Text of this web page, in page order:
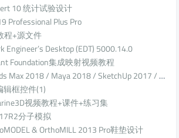
10 统计试验设计
Professional Plus Pro
程+源文件
Engineer’s Desktop (EDT) 5000.14.0
Foundation集成映射视频教程
2018 / Maya 2018 / SketchUp 2017 / Rhino 5
辑框控件(1)
视频教程+课件+练习集
分子模拟
& OrthoMILL 2013 Pro鞋垫设计